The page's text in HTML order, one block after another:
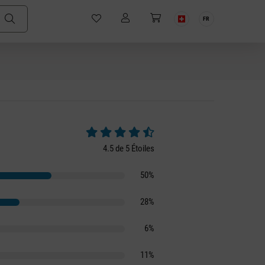
FR
Note moyenne de 4.5 sur 5 étoiles
4.5 de 5 Étoiles
50%
28%
6%
11%